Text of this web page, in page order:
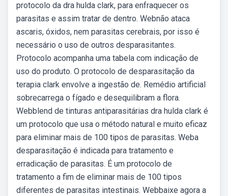
protocolo da dra hulda clark, para enfraquecer os
parasitas e assim tratar de dentro. Webnão ataca
ascaris, óxidos, nem parasitas cerebrais, por isso é
necessário o uso de outros desparasitantes.
Protocolo acompanha uma tabela com indicação de
uso do produto. O protocolo de desparasitação da
terapia clark envolve a ingestão de. Remédio artificial
sobrecarrega o fígado e desequilibram a flora.
Webblend de tinturas antiparasitárias dra hulda clark é
um protocolo que usa o método natural e muito eficaz
para eliminar mais de 100 tipos de parasitas. Weba
desparasitação é indicada para tratamento e
erradicação de parasitas. É um protocolo de
tratamento a fim de eliminar mais de 100 tipos
diferentes de parasitas intestinais. Webbaixe agora a